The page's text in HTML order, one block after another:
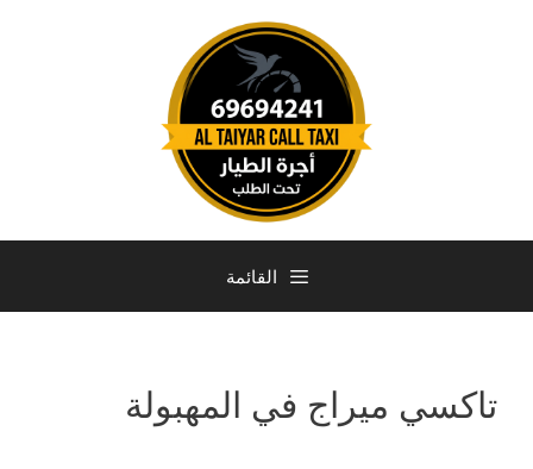
القائمة
تاكسي ميراج في المهبولة